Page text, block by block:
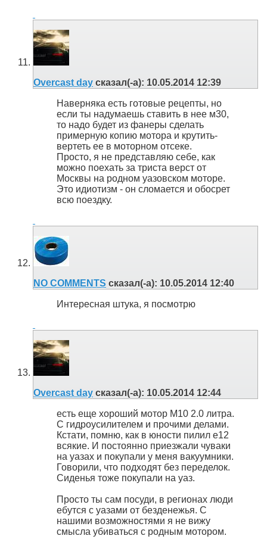
Overcast day сказал(-а): 10.05.2014 12:39
Наверняка есть готовые рецепты, но
если ты надумаешь ставить в нее м30,
то надо будет из фанеры сделать
примерную копию мотора и крутить-
вертеть ее в моторном отсеке.
Просто, я не представляю себе, как
можно поехать за триста верст от
Москвы на родном уазовском моторе.
Это идиотизм - он сломается и обосрет
всю поездку.
NO COMMENTS сказал(-а): 10.05.2014 12:40
Интересная штука, я посмотрю
Overcast day сказал(-а): 10.05.2014 12:44
есть еще хороший мотор М10 2.0 литра.
С гидроусилителем и прочими делами.
Кстати, помню, как в юности пилил е12
всякие. И постоянно приезжали чуваки
на уазах и покупали у меня вакуумники.
Говорили, что подходят без переделок.
Сиденья тоже покупали на уаз.
Просто ты сам посуди, в регионах люди
ебутся с уазами от безденежья. С
нашими возможностями я не вижу
смысла убиваться с родным мотором.